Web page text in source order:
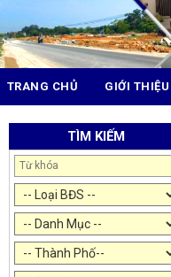
TRANG CHỦ GIỚI THIỆU
TÌM KIẾM